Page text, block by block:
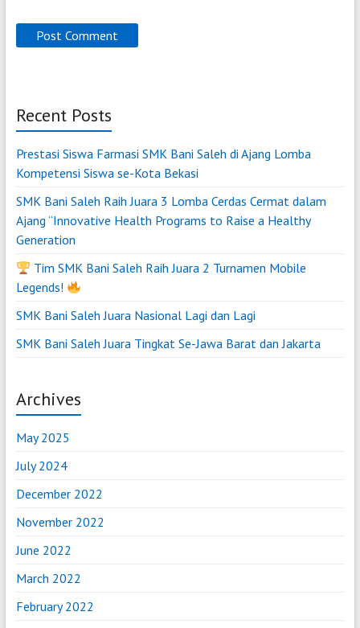
Recent Posts
Prestasi Siswa Farmasi SMK Bani Saleh di Ajang Lomba
Kompetensi Siswa se-Kota Bekasi
SMK Bani Saleh Raih Juara 3 Lomba Cerdas Cermat dalam
Ajang “Innovative Health Programs to Raise a Healthy
Generation
Tim SMK Bani Saleh Raih Juara 2 Turnamen Mobile
Legends!
SMK Bani Saleh Juara Nasional Lagi dan Lagi
SMK Bani Saleh Juara Tingkat Se-Jawa Barat dan Jakarta
Archives
May 2025
July 2024
December 2022
November 2022
June 2022
March 2022
February 2022